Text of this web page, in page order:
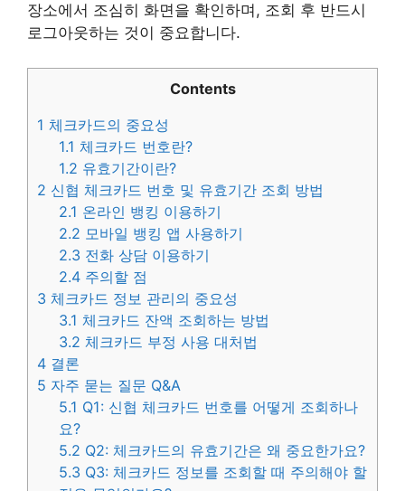
장소에서 조심히 화면을 확인하며, 조회 후 반드시
로그아웃하는 것이 중요합니다.
Contents
1 체크카드의 중요성
1.1 체크카드 번호란?
1.2 유효기간이란?
2 신협 체크카드 번호 및 유효기간 조회 방법
2.1 온라인 뱅킹 이용하기
2.2 모바일 뱅킹 앱 사용하기
2.3 전화 상담 이용하기
2.4 주의할 점
3 체크카드 정보 관리의 중요성
3.1 체크카드 잔액 조회하는 방법
3.2 체크카드 부정 사용 대처법
4 결론
5 자주 묻는 질문 Q&A
5.1 Q1: 신협 체크카드 번호를 어떻게 조회하나
요?
5.2 Q2: 체크카드의 유효기간은 왜 중요한가요?
5.3 Q3: 체크카드 정보를 조회할 때 주의해야 할